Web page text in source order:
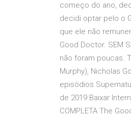
começo do ano,
decidi optar pelo o
que ele não
Good Doctor. SEM
não foram poucas.
Murphy), Nicholas
episódios
de 2019 Baixar
COMPLETA The